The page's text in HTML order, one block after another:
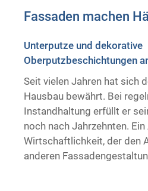
Fassaden machen
Unterputze und dekorative
Oberputzbeschichtungen
Seit vielen Jahren hat sich
Hausbau bewährt. Bei
Instandhaltung erfüllt er
noch nach Jahrzehnten.
Wirtschaftlichkeit, der den
anderen